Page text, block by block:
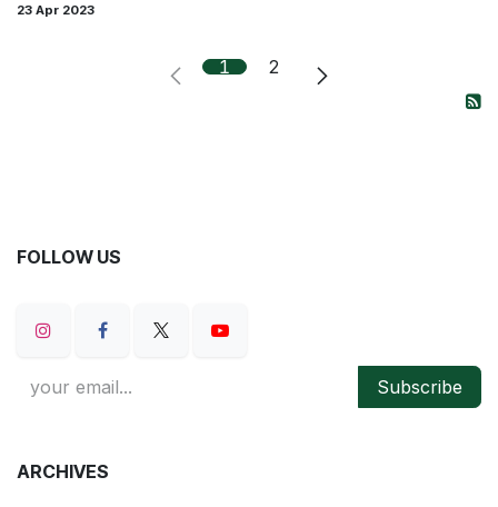
23 Apr 2023
1 2
FOLLOW US
Subscribe
ARCHIVES